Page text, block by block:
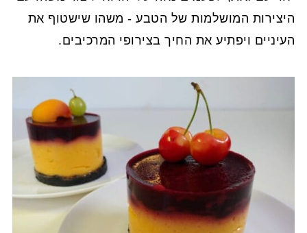
היצירות המושלמות של הטבע - משהו שישטוף את
העיניים ויפתיע את החיך בצירופי המרכיבים.